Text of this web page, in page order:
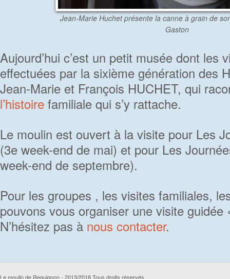
Jean-Marie Huchet présente la canne à grain de
Gaston
Aujourd’hui c’est un petit musée dont les
effectuées par la sixième génération des
Jean-Marie et François HUCHET, qui
l’histoire familiale qui s’y rattache.
Le moulin est ouvert à la visite pour Les
(3e week-end de mai) et pour Les
week-end de septembre).
Pour les groupes , les visites familiales,
pouvons vous organiser une visite guidée
N’hésitez pas à nous contacter.
Le moulin de Reguignon - 2013/2018 Tous droits réservés